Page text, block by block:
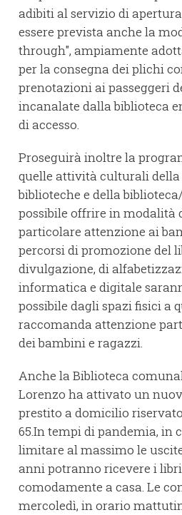
adibiti al servizio di
essere prevista anche la
through", ampiamente
per la consegna dei plichi
prenotazioni ai passeggeri
incanalate dalla biblioteca
di accesso.
Proseguirà inoltre la
quelle attività culturali della
biblioteche e della
possibile offrire in modalità
particolare attenzione ai
percorsi di promozione del
divulgazione, di
informatica e digitale
possibile dagli spazi fisici a
raccomanda attenzione
dei bambini e ragazzi.
Anche la Biblioteca
Lorenzo ha attivato un
prestito a domicilio
65.In tempi di pandemia, in
limitare al massimo le
anni potranno ricevere i
comodamente a casa. Le
mercoledì, in orario